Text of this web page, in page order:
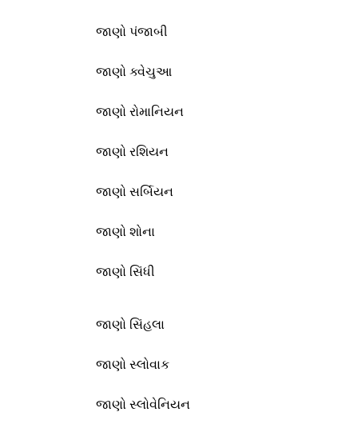
જાણો પંજાબી
જાણો ક્વેચુઆ
જાણો રોમાનિયન
જાણો રશિયન
જાણો સર્બિયન
જાણો શોના
જાણો સિંધી
જાણો સિંહલા
જાણો સ્લોવાક
જાણો સ્લોવેનિયન